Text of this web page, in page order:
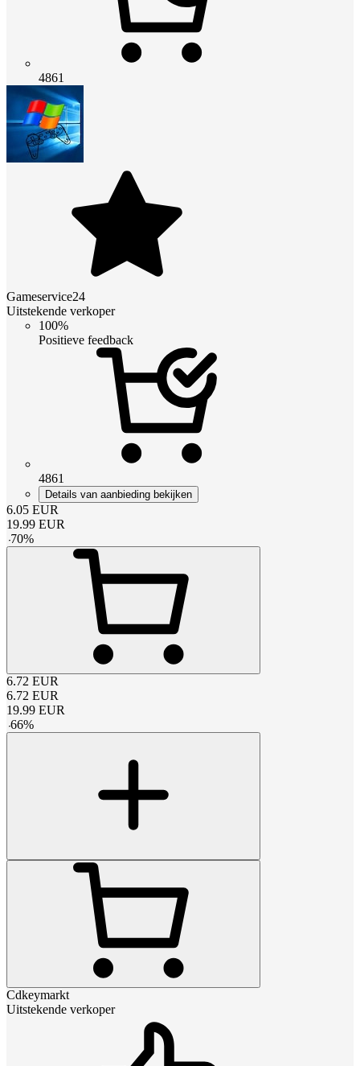
4861
Gameservice24
Uitstekende verkoper
100%
Positieve feedback
4861
Details van aanbieding bekijken
6.05 EUR
19.99 EUR
-70%
6.72 EUR
6.72 EUR
19.99 EUR
-66%
Cdkeymarkt
Uitstekende verkoper